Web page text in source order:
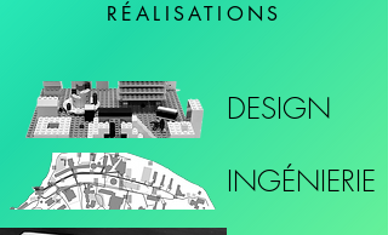
RÉALISATIONS
DESIGN
INGÉNIERIE